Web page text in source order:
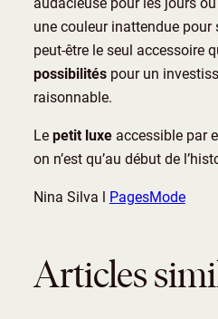
une couleur inattendue pour
peut-être le seul accessoire
possibilitéspour un
raisonnable.
Le petit luxeaccessible par
on n’est qu’au début de
Nina Silva l PagesMode
Articles